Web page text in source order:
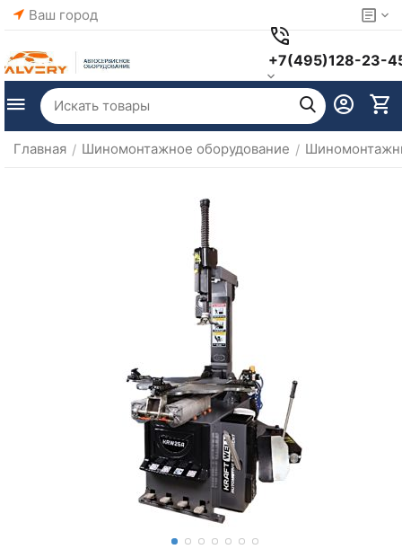
Ваш город
+7(495)128-23-
Главная / Шиномонтажное оборудование /